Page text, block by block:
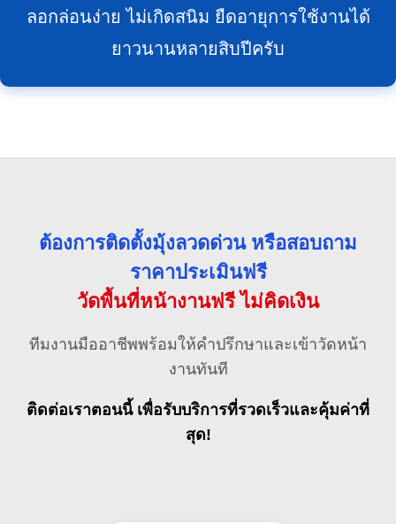
ลอกล่อนง่าย ไม่เกิดสนิม ยืดอายุการใช้งานได้
ยาวนานหลายสิบปีครับ
ต้องการติดตั้งมุ้งลวดด่วน หรือสอบถาม
ราคาประเมินฟรี
วัดพื้นที่หน้างานฟรี ไม่คิดเงิน
ทีมงานมืออาชีพพร้อมให้คำปรึกษาและเข้าวัดหน้า
งานทันที
ติดต่อเราตอนนี้ เพื่อรับบริการที่รวดเร็วและคุ้มค่าที่
สุด!